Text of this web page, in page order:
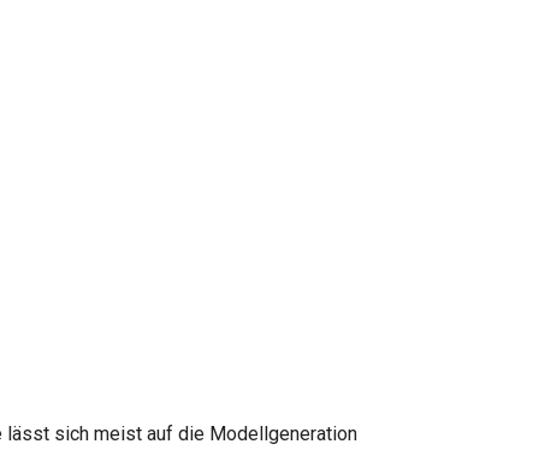
lässt sich meist auf die Modellgeneration